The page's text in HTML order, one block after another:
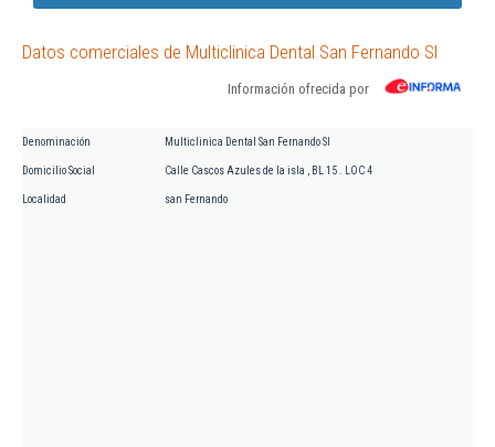
Datos comerciales de Multiclinica Dental San Fernando Sl
Información ofrecida por
Denominación Multiclinica Dental San Fernando Sl
Domicilio Social Calle Cascos Azules de la isla , BL 15 . LOC 4
Localidad san Fernando